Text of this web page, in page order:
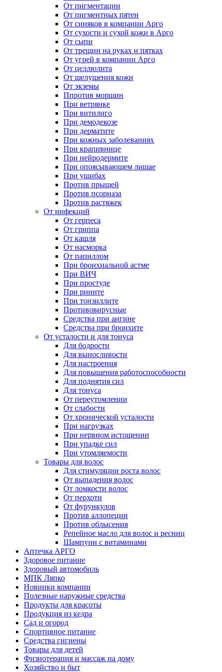
От пигментации
От пигментных пятен
От синяков в компании Арго
От сухости и сухой кожи в Арго
От сыпи
От трещин на руках и пятках
От угрей в компании Арго
От целлюлита
От шелушения кожи
От экземы
Ппротив морщин
При ветрянке
При витилиго
При демодекозе
При дерматите
При кожных заболеваниях
При крапивнице
При нейродермите
При опоясывающем лишае
При ушибах
Против прыщей
Против псориаза
Против растяжек
От инфекций
От герпеса
От гриппа
От кашля
От насморка
От папиллом
При бронхиальной астме
При ВИЧ
При простуде
При рините
При тонзиллите
Противовирусные
Средства при ангине
Средства при бронхите
От усталости и для тонуса
Для бодрости
Для выносливости
Для настроения
Для повышения работоспособности
Для поднятия сил
Для тонуса
От переутомлении
От слабости
От хронической усталости
При нагрузках
При нервном истощении
При упадке сил
При утомляемости
Товары для волос
Для стимуляции роста волос
От выпадения волос
От ломкости волос
От перхоти
От фурункулов
Против аллопеции
Против облысения
Репейное масло для волос и ресниц
Шампуни с витаминами
Аптечка АРГО
Здоровое питание
Здоровый автомобиль
МПК Ляпко
Новинки компании
Полезные наружные средства
Продукты для красоты
Продукция из кедра
Сад и огород
Спортивное питание
Средства гигиены
Товары для детей
Физиотерапия и массаж на дому
Хозяйство и быт